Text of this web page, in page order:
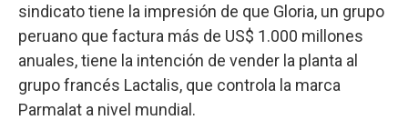
sindicato tiene la impresión de que Gloria, un grupo
peruano que factura más de US$ 1.000 millones
anuales, tiene la intención de vender la planta al
grupo francés Lactalis, que controla la marca
Parmalat a nivel mundial.